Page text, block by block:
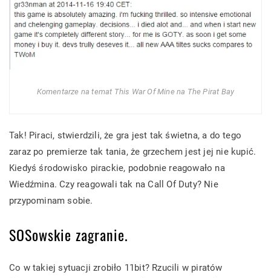
Komentarze na temat This War Of Mine na The Pirat Bay
Tak! Piraci, stwierdzili, że gra jest tak świetna, a do tego
zaraz po premierze tak tania, że grzechem jest jej nie kupić.
Kiedyś środowisko pirackie, podobnie reagowało na
Wiedźmina. Czy reagowali tak na Call Of Duty? Nie
przypominam sobie.
SOSowskie zagranie.
Co w takiej sytuacji zrobiło 11bit? Rzucili w piratów